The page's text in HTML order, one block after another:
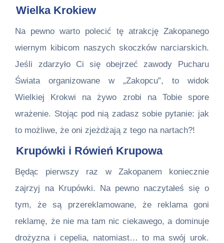
Wielka Krokiew
Na pewno warto polecić tę atrakcję Zakopanego
wiernym kibicom naszych skoczków narciarskich.
Jeśli zdarzyło Ci się obejrzeć zawody Pucharu
Świata organizowane w „Zakopcu”, to widok
Wielkiej Krokwi na żywo zrobi na Tobie spore
wrażenie. Stojąc pod nią zadasz sobie pytanie: jak
to możliwe, że oni zjeżdżają z tego na nartach?!
Krupówki i Rówień Krupowa
Będąc pierwszy raz w Zakopanem koniecznie
zajrzyj na Krupówki. Na pewno naczytałeś się o
tym, że są przereklamowane, że reklama goni
reklamę, że nie ma tam nic ciekawego, a dominuje
drożyzna i cepelia, natomiast… to ma swój urok.